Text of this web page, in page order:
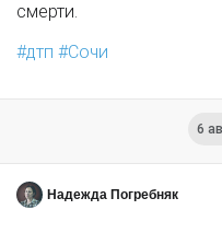
смерти.
дтп
Сочи
6
Надежда Погребняк